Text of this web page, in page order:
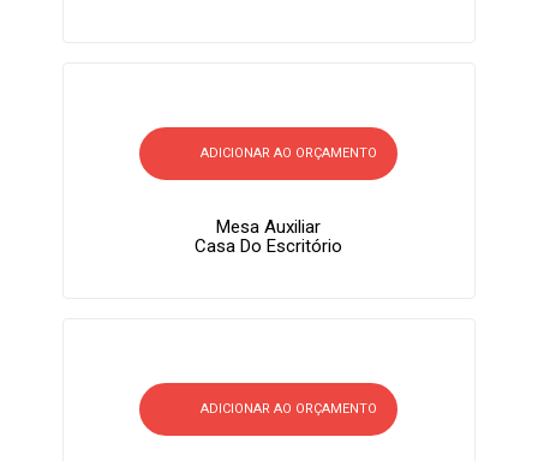
ADICIONAR AO ORÇAMENTO
Mesa Auxiliar
Casa Do Escritório
ADICIONAR AO ORÇAMENTO